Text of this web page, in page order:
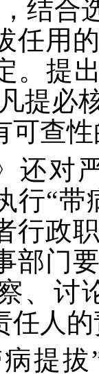
结合
任用
。提
提必
可查
还对
行“带
行政
部门
、讨
任人
病提